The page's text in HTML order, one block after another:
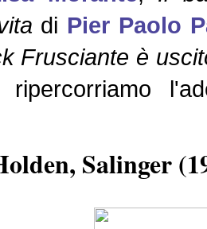
di Pier Paolo
Frusciante è
ripercorriamo
Salinger